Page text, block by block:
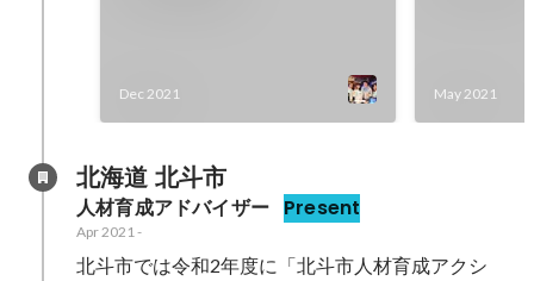
Dec 2021 May 2021
北海道 北斗市
人材育成アドバイザー Present
Apr 2021 -
北斗市では令和2年度に「北斗市人材育成アクシ